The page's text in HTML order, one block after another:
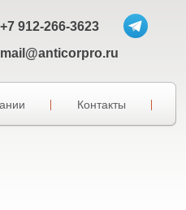
+7 912-266-3623
mail@anticorpro.ru
Контакты